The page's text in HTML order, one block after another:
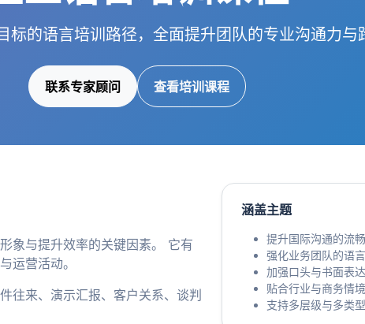
标的语言培训路径，全面提升团队的专业沟通力与
联系专家顾问 查看培训课程
象与提升效率的关键因素。 它有
运营活动。
往来、演示汇报、客户关系、谈判
涵盖主题
提升国际沟通的流
强化业务团队的语
加强口头与书面表
贴合行业与商务情
支持多层级与多类